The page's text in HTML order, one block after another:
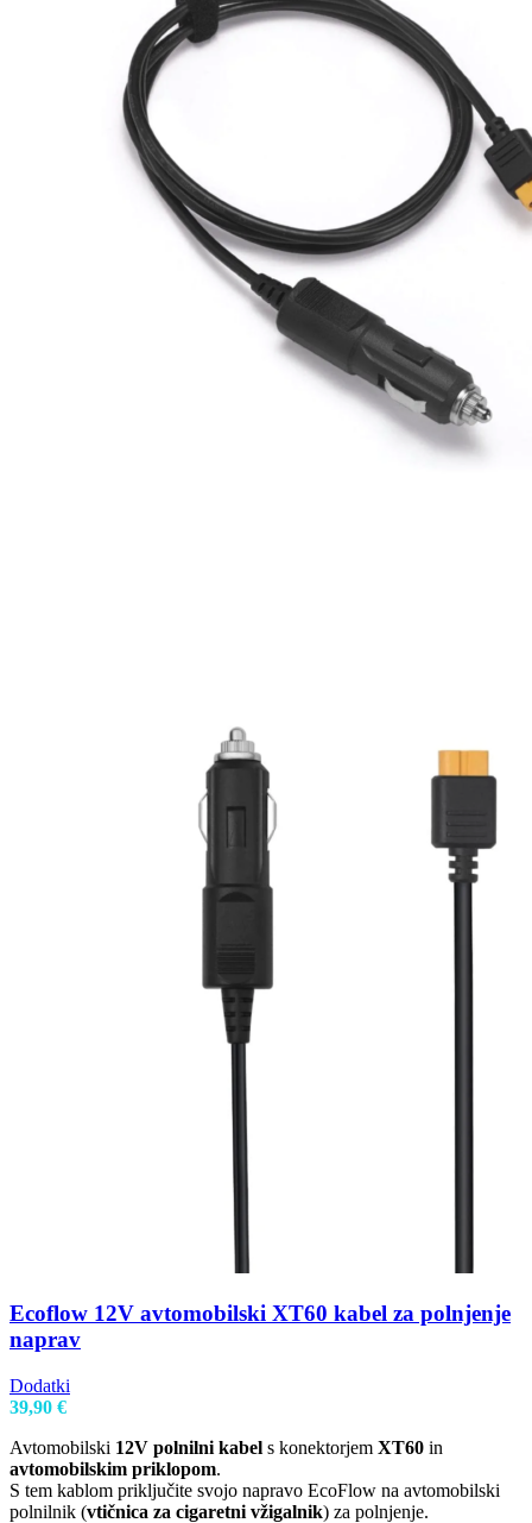
Ecoflow 12V avtomobilski XT60 kabel za polnjenje
naprav
Dodatki
39,90 €
Avtomobilski 12V polnilni kabel s konektorjem XT60 in
avtomobilskim priklopom.
S tem kablom priključite svojo napravo EcoFlow na avtomobilski
polnilnik (vtičnica za cigaretni vžigalnik) za polnjenje.